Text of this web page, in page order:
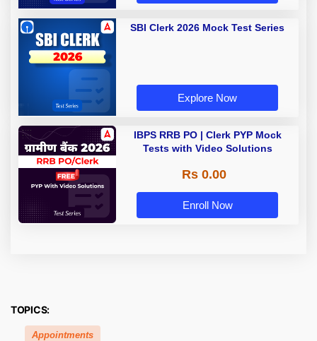
SBI Clerk 2026 Mock Test Series
Explore Now
IBPS RRB PO | Clerk PYP Mock
Tests with Video Solutions
Rs 0.00
Enroll Now
TOPICS:
Appointments